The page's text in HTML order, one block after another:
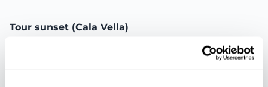
Tour sunset (Cala Vella)